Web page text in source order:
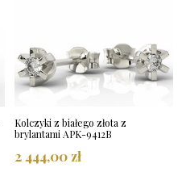
Kolczyki z białego złota z
brylantami APK-9412B
2 444,00 zł